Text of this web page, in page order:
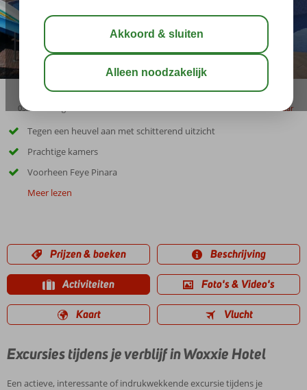
03:30 bewaar
Tegen een heuvel aan met schitterend uitzicht
Prachtige kamers
Voorheen Feye Pinara
Meer lezen
Prijzen & boeken Beschrijving
Activiteiten Foto's & Video's
Kaart Vlucht
Excursies tijdens je verblijf in Woxxie Hotel
Een actieve, interessante of indrukwekkende excursie tijdens je